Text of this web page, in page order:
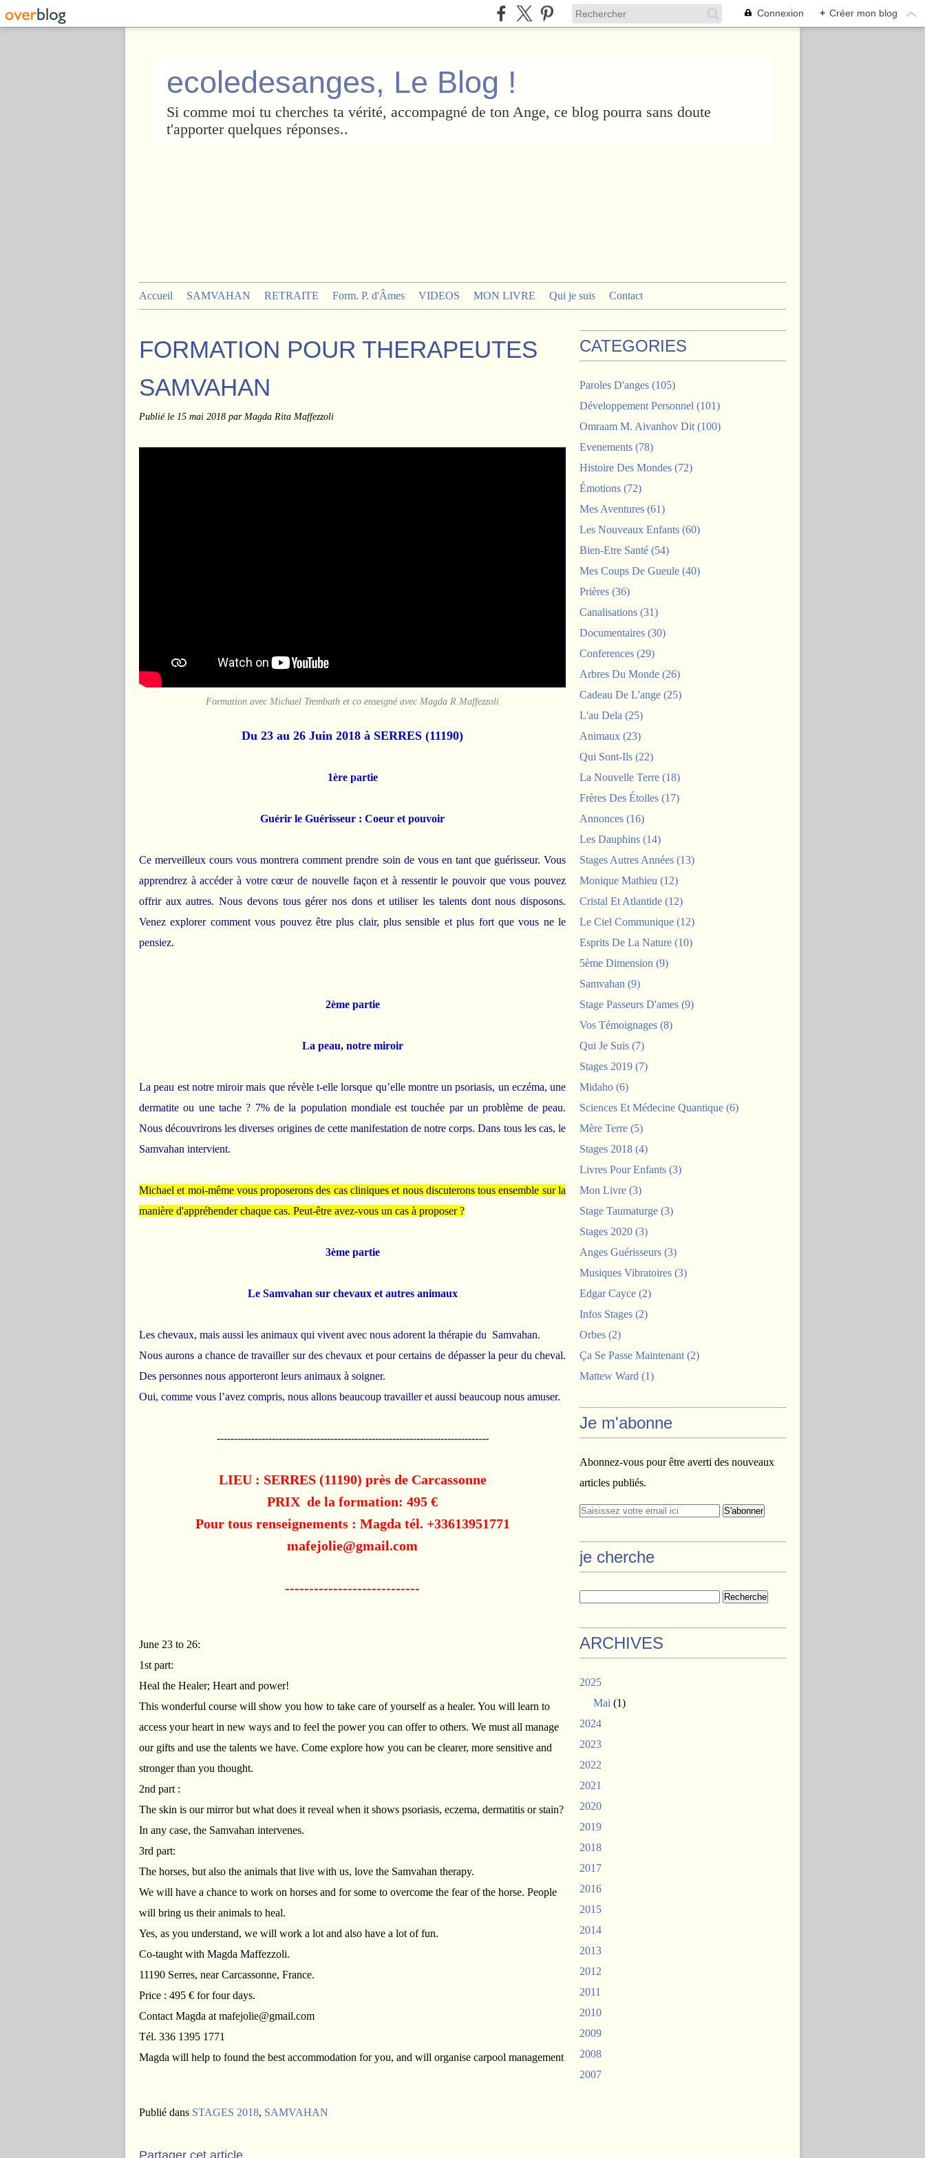
Connexion + Créer mon blog
ecoledesanges, Le Blog !
Si comme moi tu cherches ta vérité, accompagné de ton Ange, ce blog pourra sans doute
t'apporter quelques réponses..
Accueil SAMVAHAN RETRAITE Form. P. d'Âmes VIDEOS MON LIVRE Qui je suis Contact
FORMATION POUR THERAPEUTES
SAMVAHAN
Publié le 15 mai 2018 par Magda Rita Maffezzoli
Formation avec Michael Trembath et co enseigné avec Magda R.Maffezzoli
Du 23 au 26 Juin 2018 à SERRES (11190)
1ère partie
Guérir le Guérisseur : Coeur et pouvoir
Ce merveilleux cours vous montrera comment prendre soin de vous en tant que guérisseur. Vous
apprendrez à accéder à votre cœur de nouvelle façon et à ressentir le pouvoir que vous pouvez
offrir aux autres. Nous devons tous gérer nos dons et utiliser les talents dont nous disposons.
Venez explorer comment vous pouvez être plus clair, plus sensible et plus fort que vous ne le
pensiez.
2ème partie
La peau, notre miroir
La peau est notre miroir mais que révèle t-elle lorsque qu’elle montre un psoriasis, un eczéma, une
dermatite ou une tache ? 7% de la population mondiale est touchée par un problème de peau.
Nous découvrirons les diverses origines de cette manifestation de notre corps.Dans tous les cas, le
Samvahan intervient.
Michael et moi-même vous proposerons des cas cliniques et nous discuterons tous ensemble sur la
manière d'appréhender chaque cas. Peut-être avez-vous un cas à proposer ?
3ème partie
Le Samvahan sur chevaux et autres animaux
Les chevaux, mais aussi les animaux qui vivent avec nous adorent la thérapie du Samvahan.
Nous aurons a chance de travailler sur des chevaux et pour certains de dépasser la peur du cheval.
Des personnes nous apporteront leurs animaux à soigner.
Oui, comme vous l’avez compris, nous allons beaucoup travailler et aussi beaucoup nous amuser.
-------------------------------------------------------------------------------
LIEU : SERRES (11190) près de Carcassonne
PRIX de la formation: 495 €
Pour tous renseignements : Magda tél. +33613951771
mafejolie@gmail.com
----------------------------
June 23 to 26:
1st part:
Heal the Healer; Heart and power!
This wonderful course will show you how to take care of yourself as a healer. You will learn to
access your heart in new ways and to feel the power you can offer to others. We must all manage
our gifts and use the talents we have. Come explore how you can be clearer, more sensitive and
stronger than you thought.
2nd part :
The skin is our mirror but what does it reveal when it shows psoriasis, eczema, dermatitis or stain?
In any case, the Samvahan intervenes.
3rd part:
The horses, but also the animals that live with us, love the Samvahan therapy.
We will have a chance to work on horses and for some to overcome the fear of the horse. People
will bring us their animals to heal.
Yes, as you understand, we will work a lot and also have a lot of fun.
Co-taught with Magda Maffezzoli.
11190 Serres, near Carcassonne, France.
Price : 495 € for four days.
Contact Magda at mafejolie@gmail.com
Tél. 336 1395 1771
Magda will help to found the best accommodation for you, and will organise carpool management
Publié dans STAGES 2018, SAMVAHAN
Partager cet article
CATEGORIES
Paroles D'anges (105)
Développement Personnel (101)
Omraam M. Aivanhov Dit (100)
Evenements (78)
Histoire Des Mondes (72)
Émotions (72)
Mes Aventures (61)
Les Nouveaux Enfants (60)
Bien-Etre Santé (54)
Mes Coups De Gueule (40)
Prières (36)
Canalisations (31)
Documentaires (30)
Conferences (29)
Arbres Du Monde (26)
Cadeau De L'ange (25)
L'au Dela (25)
Animaux (23)
Qui Sont-Ils (22)
La Nouvelle Terre (18)
Frères Des Étoiles (17)
Annonces (16)
Les Dauphins (14)
Stages Autres Années (13)
Monique Mathieu (12)
Cristal Et Atlantide (12)
Le Ciel Communique (12)
Esprits De La Nature (10)
5ème Dimension (9)
Samvahan (9)
Stage Passeurs D'ames (9)
Vos Témoignages (8)
Qui Je Suis (7)
Stages 2019 (7)
Midaho (6)
Sciences Et Médecine Quantique (6)
Mère Terre (5)
Stages 2018 (4)
Livres Pour Enfants (3)
Mon Livre (3)
Stage Taumaturge (3)
Stages 2020 (3)
Anges Guérisseurs (3)
Musiques Vibratoires (3)
Edgar Cayce (2)
Infos Stages (2)
Orbes (2)
Ça Se Passe Maintenant (2)
Mattew Ward (1)
Je m'abonne
Abonnez-vous pour être averti des nouveaux
articles publiés.
je cherche
ARCHIVES
2025
Mai (1)
2024
2023
2022
2021
2020
2019
2018
2017
2016
2015
2014
2013
2012
2011
2010
2009
2008
2007